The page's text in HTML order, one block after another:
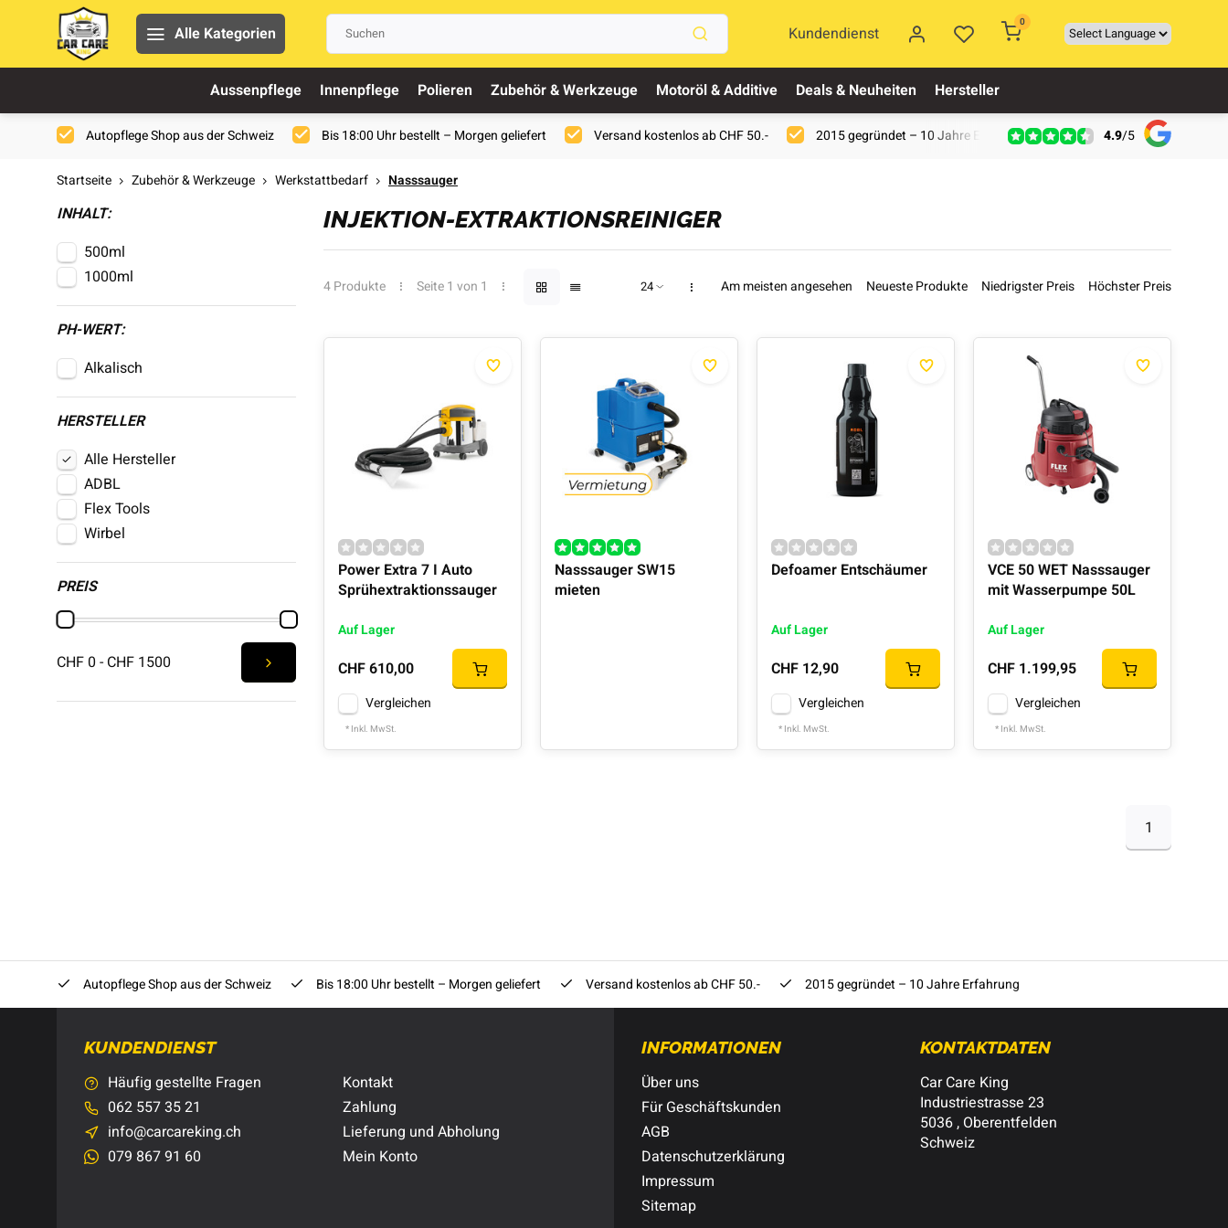
Alle Kategorien Kundendienst
0
Aussenpflege Innenpflege Polieren Zubehör & Werkzeuge Motoröl & Additive Deals & Neuheiten Hersteller
Autopflege Shop aus der Schweiz Bis 18:00 Uhr bestellt – Morgen geliefert Versand kostenlos ab CHF 50.- 2015 gegründet – 10 Jahre Erfahrung 4.9/5
Startseite Zubehör & Werkzeuge Werkstattbedarf Nasssauger
INHALT:
500ml
1000ml
PH-WERT:
Alkalisch
HERSTELLER
Alle Hersteller
ADBL
Flex Tools
Wirbel
PREIS
CHF 0 - CHF 1500
INJEKTION-EXTRAKTIONSREINIGER
4 Produkte Seite 1 von 1 Am meisten angesehen Neueste Produkte Niedrigster Preis Höchster Preis
Power Extra 7 I Auto
Sprühextraktionssauger
Auf Lager
CHF 610,00
Vergleichen
* Inkl. MwSt.
Nasssauger SW15
mieten
Defoamer Entschäumer
Auf Lager
CHF 12,90
Vergleichen
* Inkl. MwSt.
VCE 50 WET Nasssauger
mit Wasserpumpe 50L
Auf Lager
CHF 1.199,95
Vergleichen
* Inkl. MwSt.
1
Autopflege Shop aus der Schweiz Bis 18:00 Uhr bestellt – Morgen geliefert Versand kostenlos ab CHF 50.- 2015 gegründet – 10 Jahre Erfahrung
KUNDENDIENST
Häufig gestellte Fragen
062 557 35 21
info@carcareking.ch
079 867 91 60
Kontakt
Zahlung
Lieferung und Abholung
Mein Konto
INFORMATIONEN
Über uns
Für Geschäftskunden
AGB
Datenschutzerklärung
Impressum
Sitemap
KONTAKTDATEN
Car Care King
Industriestrasse 23
5036 , Oberentfelden
Schweiz